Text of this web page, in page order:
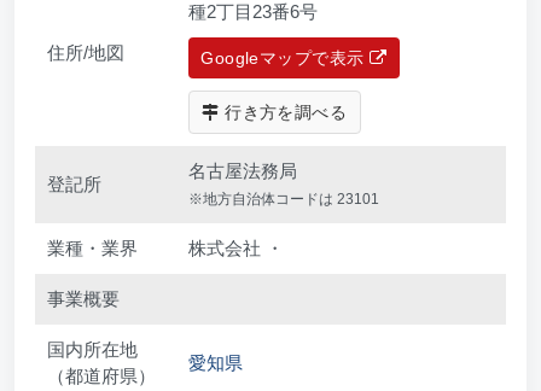
住所/地図
種2丁目23番6号
Googleマップで表示
行き方を調べる
登記所
名古屋法務局
※地方自治体コードは 23101
業種・業界 株式会社 ・
事業概要
国内所在地
（都道府県）
愛知県